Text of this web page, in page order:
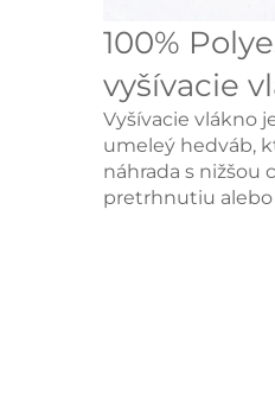
100%
vyšívacie
Vyšívacie vlákno
umeleý hedváb,
náhrada s nižšou
pretrhnutiu